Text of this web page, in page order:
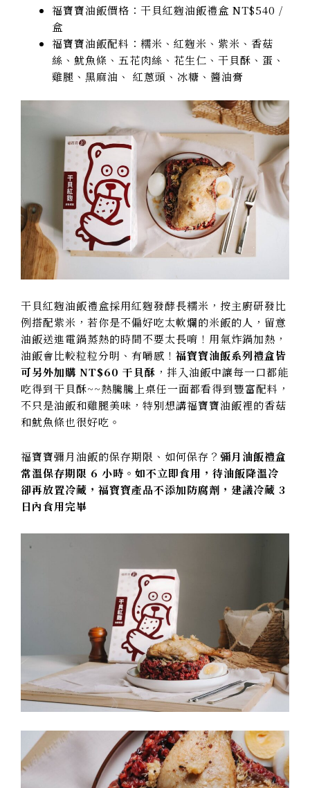
福寶寶油飯價格：干貝紅麴油飯禮盒 NT$540 /
盒
福寶寶油飯配料 ：糯米、紅麴米、紫米、香菇
絲、魷魚條、五花肉絲、花生仁、干貝酥、蛋、
雞腿、黑麻油、 紅蔥頭、冰糖、醬油膏
干貝紅麴油飯禮盒採用紅麴發酵長糯米，按主廚研發比
例搭配紫米，若你是不偏好吃太軟爛的米飯的人，留意
油飯送進電鍋蒸熱的時間不要太長唷！用氣炸鍋加熱，
油飯會比較粒粒分明、有嚼感！ 福寶寶油飯系列禮盒皆
可另外加購 NT$60 干貝酥 ，拌入油飯中讓每一口都能
吃得到干貝酥~~熱騰騰上桌任一面都看得到豐富配料，
不只是油飯和雞腿美味，特別想講福寶寶油飯裡的香菇
和魷魚條也很好吃。
福寶寶彌月油飯的保存期限、如何保存？ 彌月油飯禮盒
常溫保存期限 6 小時。如不立即食用，待油飯降溫冷
卻再放置冷藏，福寶寶產品不添加防腐劑，建議冷藏 3
日內食用完畢